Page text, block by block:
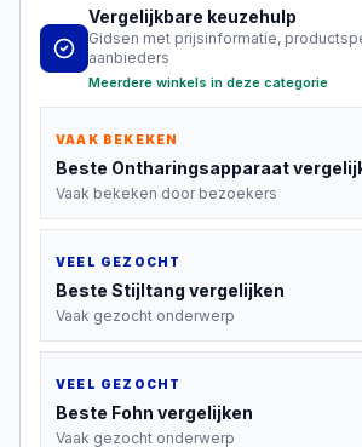
Vergelijkbare keuzehulp
Gidsen met prijsinformatie,
aanbieders
Meerdere winkels in deze categorie
VAAK BEKEKEN
Beste Ontharingsapparaat
Vaak bekeken door bezoekers
VEEL GEZOCHT
Beste Stijltang vergelijken
Vaak gezocht onderwerp
VEEL GEZOCHT
Beste Fohn vergelijken
Vaak gezocht onderwerp